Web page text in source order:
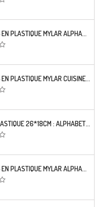
POCHOIR A4 EN PLASTIQUE MYLAR ALPHABET LETTRE TYPO SEGOE 25 MM
POCHOIR A4 EN PLASTIQUE MYLAR CUISINE RECETTE ALPHABET LETTRE 15 MM
POCHOIR PLASTIQUE 26*18CM : ALPHABET (14)
POCHOIR A4 EN PLASTIQUE MYLAR ALPHABET LETTRE TYPO CHARLEMAGNE